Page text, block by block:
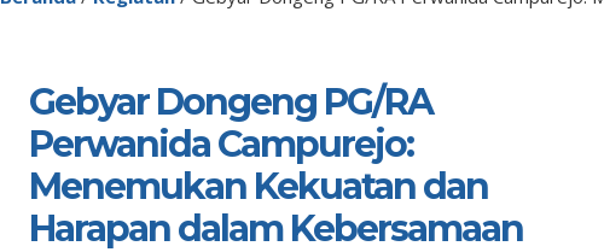
Gebyar Dongeng PG/RA
Perwanida Campurejo:
Menemukan Kekuatan dan
Harapan dalam Kebersamaan